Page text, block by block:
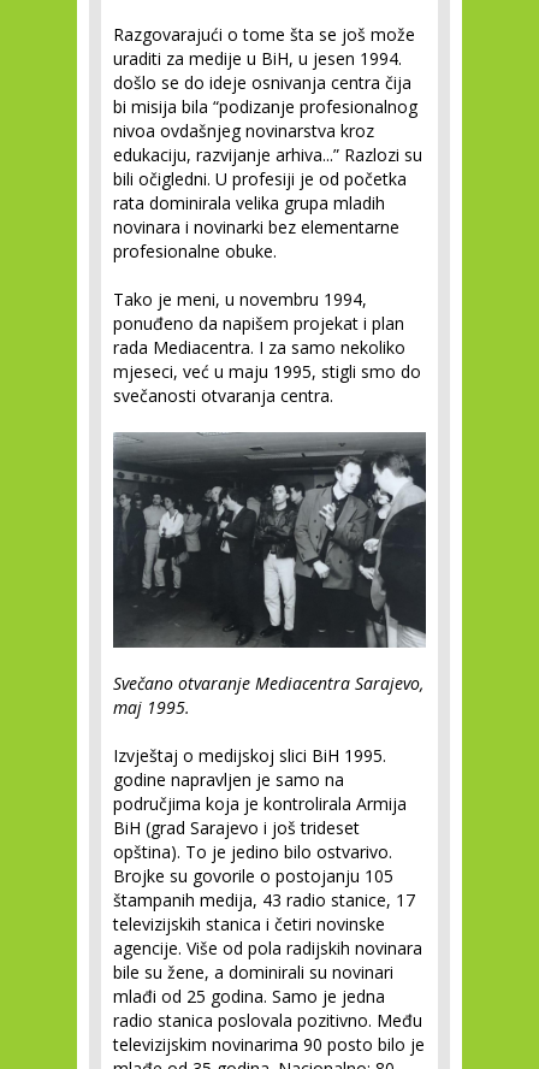
Razgovarajući o tome šta se još može
uraditi za medije u BiH, u jesen 1994.
došlo se do ideje osnivanja centra čija
bi misija bila “podizanje profesionalnog
nivoa ovdašnjeg novinarstva kroz
edukaciju, razvijanje arhiva...” Razlozi su
bili očigledni. U profesiji je od početka
rata dominirala velika grupa mladih
novinara i novinarki bez elementarne
profesionalne obuke.
Tako je meni, u novembru 1994,
ponuđeno da napišem projekat i plan
rada Mediacentra. I za samo nekoliko
mjeseci, već u maju 1995, stigli smo do
svečanosti otvaranja centra.
Svečano otvaranje Mediacentra Sarajevo,
maj 1995.
Izvještaj o medijskoj slici BiH 1995.
godine napravljen je samo na
područjima koja je kontrolirala Armija
BiH (grad Sarajevo i još trideset
opština). To je jedino bilo ostvarivo.
Brojke su govorile o postojanju 105
štampanih medija, 43 radio stanice, 17
televizijskih stanica i četiri novinske
agencije. Više od pola radijskih novinara
bile su žene, a dominirali su novinari
mlađi od 25 godina. Samo je jedna
radio stanica poslovala pozitivno. Među
televizijskim novinarima 90 posto bilo je